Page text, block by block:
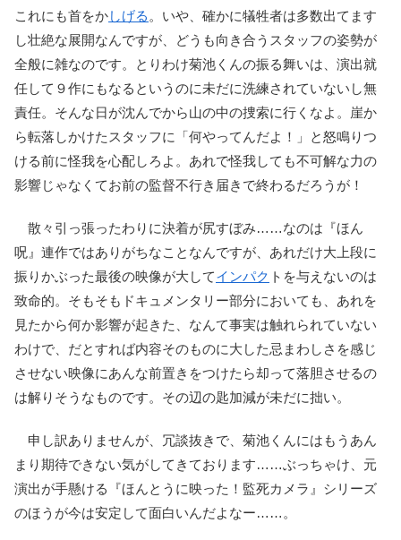
これにも首をかしげる 。いや、確かに犠牲者は多数出てます
し壮絶な展開なんですが、どうも向き合うスタッフの姿勢が
全般に雑なのです。とりわけ菊池くんの振る舞いは、演出就
任して９作にもなるというのに未だに洗練されていないし無
責任。そんな日が沈んでから山の中の捜索に行くなよ。崖か
ら転落しかけたスタッフに「何やってんだよ！」と怒鳴りつ
ける前に怪我を心配しろよ。あれで怪我しても不可解な力の
影響じゃなくてお前の監督不行き届きで終わるだろうが！
散々引っ張ったわりに決着が尻すぼみ……なのは『ほん
呪』連作ではありがちなことなんですが、あれだけ大上段に
振りかぶった最後の映像が大してインパク トを与えないのは
致命的。そもそもドキュメンタリー部分においても、あれを
見たから何か影響が起きた、なんて事実は触れられていない
わけで、だとすれば内容そのものに大した忌まわしさを感じ
させない映像にあんな前置きをつけたら却って落胆させるの
は解りそうなものです。その辺の匙加減が未だに拙い。
申し訳ありませんが、冗談抜きで、菊池くんにはもうあん
まり期待できない気がしてきております……ぶっちゃけ、元
演出が手懸ける『ほんとうに映った！監死カメラ』シリーズ
のほうが今は安定して面白いんだよなー……。